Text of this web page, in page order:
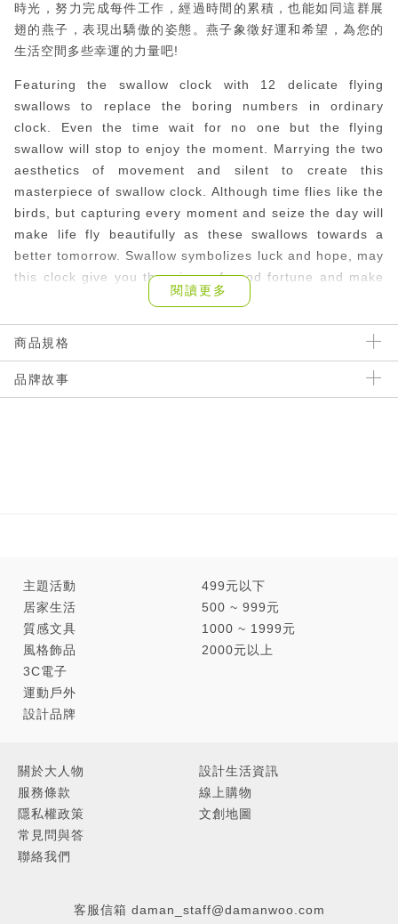
時光，努力完成每件工作，經過時間的累積，也能如同這群展
翅的燕子，表現出驕傲的姿態。燕子象徵好運和希望，為您的
生活空間多些幸運的力量吧!
Featuring the swallow clock with 12 delicate flying
swallows to replace the boring numbers in ordinary
clock. Even the time wait for no one but the flying
swallow will stop to enjoy the moment. Marrying the two
aesthetics of movement and silent to create this
masterpiece of swallow clock. Although time flies like the
birds, but capturing every moment and seize the day will
make life fly beautifully as these swallows towards a
better tomorrow. Swallow symbolizes luck and hope, may
this clock give you the wings of good fortune and make
you fly up high in life.
把機芯掛至牆面上。
閱讀更多
商品規格
品牌故事
設計生活資訊
線上購物
文創地圖
關於大人物
服務條款
隱私權政策
常見問與答
聯絡我們
主題活動
居家生活
質感文具
風格飾品
3C電子
運動戶外
設計品牌
499元以下
500 ~ 999元
1000 ~ 1999元
2000元以上
客服信箱 daman_staff@damanwoo.com